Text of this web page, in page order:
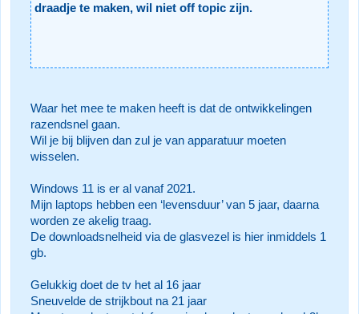
draadje te maken, wil niet off topic zijn.
Waar het mee te maken heeft is dat de ontwikkelingen
razendsnel gaan.
Wil je bij blijven dan zul je van apparatuur moeten
wisselen.
Windows 11 is er al vanaf 2021.
Mijn laptops hebben een ‘levensduur’ van 5 jaar, daarna
worden ze akelig traag.
De downloadsnelheid via de glasvezel is hier inmiddels 1
gb.
Gelukkig doet de tv het al 16 jaar
Sneuvelde de strijkbout na 21 jaar